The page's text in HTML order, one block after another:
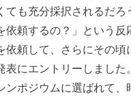
ても充分採択されるだろ
依頼するの？」という反
依頼して、さらにその頃
表にエントリーしました
ンポジウムに選ばれて、